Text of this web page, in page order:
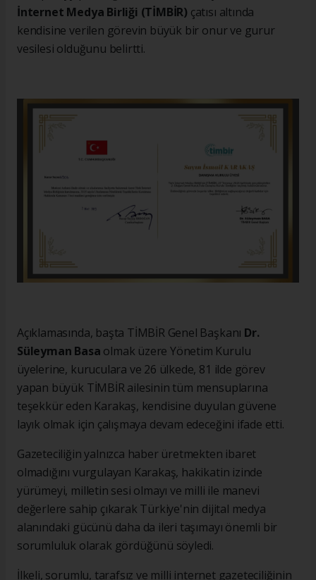
İnternet Medya Birliği (TİMBİR) çatısı altında
kendisine verilen görevin büyük bir onur ve gurur
vesilesi olduğunu belirtti.
Açıklamasında, başta TİMBİR Genel Başkanı Dr.
Süleyman Basa olmak üzere Yönetim Kurulu
üyelerine, kuruculara ve 26 ülkede, 81 ilde görev
yapan büyük TİMBİR ailesinin tüm mensuplarına
teşekkür eden Karakaş, kendisine duyulan güvene
layık olmak için çalışmaya devam edeceğini ifade etti.
Gazeteciliğin yalnızca haber üretmekten ibaret
olmadığını vurgulayan Karakaş, hakikatin izinde
yürümeyi, milletin sesi olmayı ve milli ile manevi
değerlere sahip çıkarak Türkiye'nin dijital medya
alanındaki gücünü daha da ileri taşımayı önemli bir
sorumluluk olarak gördüğünü söyledi.
İlkeli, sorumlu, tarafsız ve milli internet gazeteciliğinin